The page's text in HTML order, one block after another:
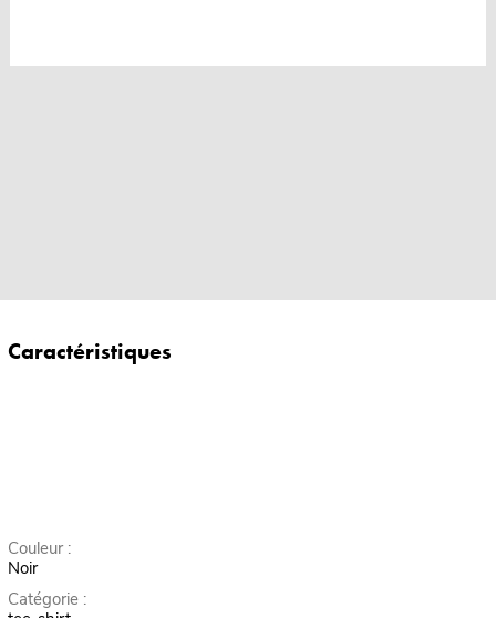
Caractéristiques
Couleur :
Noir
Catégorie :